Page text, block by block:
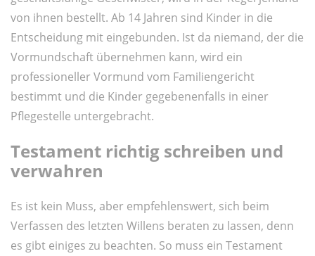
von ihnen bestellt. Ab 14 Jahren sind Kinder in die
Entscheidung mit eingebunden. Ist da niemand, der die
Vormundschaft übernehmen kann, wird ein
professioneller Vormund vom Familiengericht
bestimmt und die Kinder gegebenenfalls in einer
Pflegestelle untergebracht.
Testament richtig schreiben und
verwahren
Es ist kein Muss, aber empfehlenswert, sich beim
Verfassen des letzten Willens beraten zu lassen, denn
es gibt einiges zu beachten. So muss ein Testament